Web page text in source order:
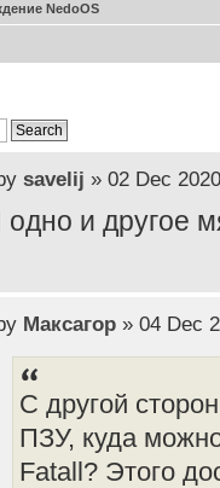
NedoOS
savelij » 02 Dec
одно и другое
Максагор» 04 Dec
С другой
ПЗУ, куда
Fatall? Этого